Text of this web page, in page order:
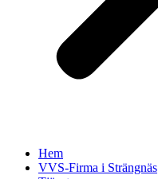
Hem
VVS-Firma i Strängnäs